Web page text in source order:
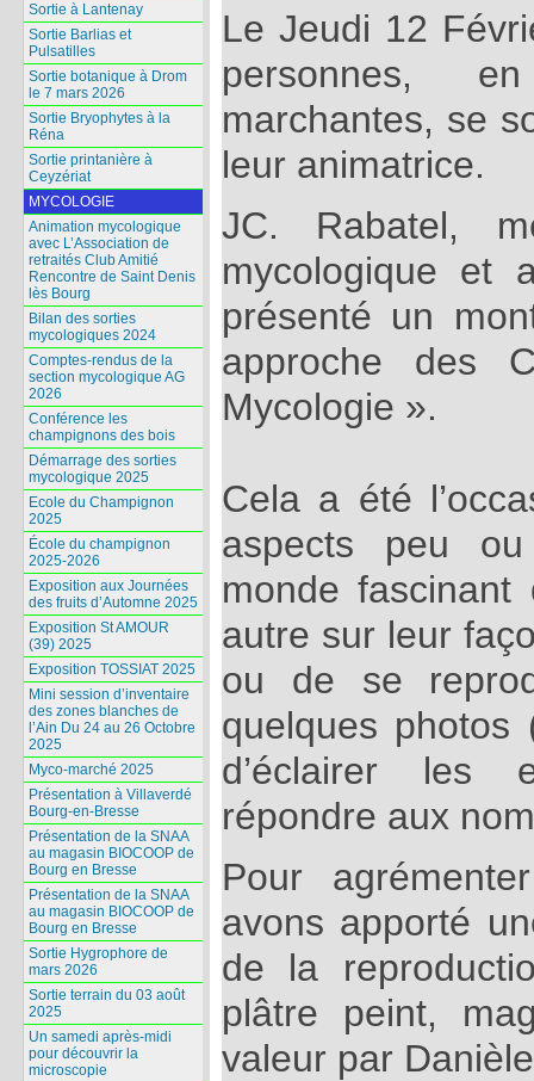
Le Jeudi 12
personnes,
marchantes, se
leur animatrice.
JC. Rabatel,
mycologique et
présenté un
approche des
Mycologie ».
Cela a été
aspects peu
monde fascinant
autre sur leur
ou de se
quelques photos
d’éclairer les
répondre aux
Pour
avons apporté
de la
plâtre peint,
valeur par
Sortie à Lantenay
Sortie Barlias et
Pulsatilles
Sortie botanique à Drom
le 7 mars 2026
Sortie Bryophytes à la
Réna
Sortie printanière à
Ceyzériat
MYCOLOGIE
Animation mycologique
avec L’Association de
retraités Club Amitié
Rencontre de Saint Denis
lès Bourg
Bilan des sorties
mycologiques 2024
Comptes-rendus de la
section mycologique AG
2026
Conférence les
champignons des bois
Démarrage des sorties
mycologique 2025
Ecole du Champignon
2025
École du champignon
2025-2026
Exposition aux Journées
des fruits d’Automne 2025
Exposition St AMOUR
(39) 2025
Exposition TOSSIAT 2025
Mini session d’inventaire
des zones blanches de
l’Ain Du 24 au 26 Octobre
2025
Myco-marché 2025
Présentation à Villaverdé
Bourg-en-Bresse
Présentation de la SNAA
au magasin BIOCOOP de
Bourg en Bresse
Présentation de la SNAA
au magasin BIOCOOP de
Bourg en Bresse
Sortie Hygrophore de
mars 2026
Sortie terrain du 03 août
2025
Un samedi après-midi
pour découvrir la
microscopie